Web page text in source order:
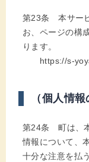
第23条 本サー
お、ページの構
ります。
https://s-
（個人情報
第24条 町は、
情報について、
十分な注意を払